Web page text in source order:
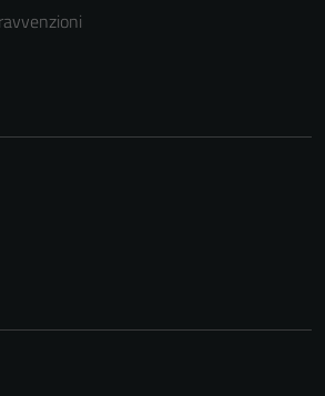
Tecnici